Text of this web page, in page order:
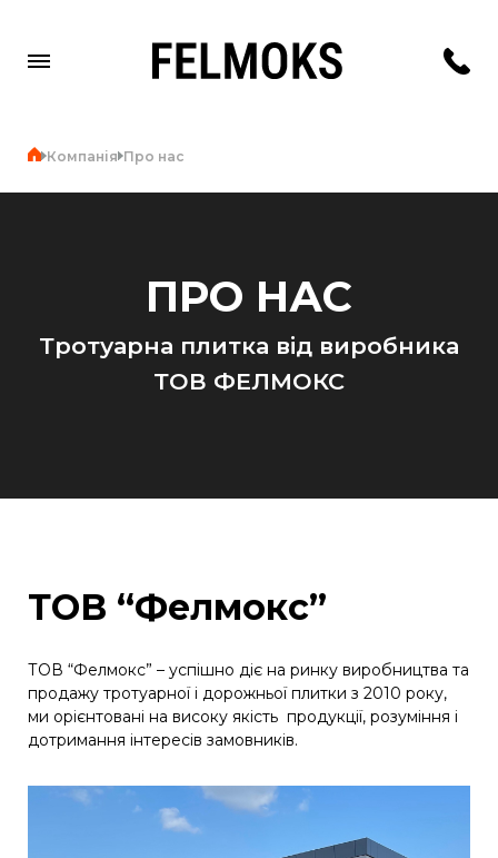
Компанія Про нас
ПРО НАС
Тротуарна плитка від виробника
ТОВ ФЕЛМОКС
ТОВ “Фелмокс”
ТОВ “Фелмокс” – успішно діє на ринку виробництва та
продажу тротуарної і дорожньої плитки з 2010 року,
ми орієнтовані на високу якість продукції, розуміння і
дотримання інтересів замовників.